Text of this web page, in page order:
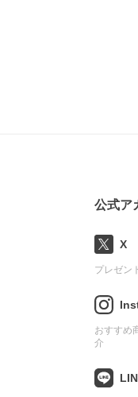
公式ア
X
プレゼン
おすすめ
介